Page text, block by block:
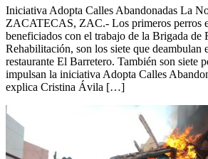
Iniciativa Adopta Calles Abandonadas La
ZACATECAS, ZAC.- Los primeros perros
beneficiados con el trabajo de la Brigada de
Rehabilitación, son los siete que deambulan
restaurante El Barretero. También son siete
impulsan la iniciativa Adopta Calles
explica Cristina Ávila […]